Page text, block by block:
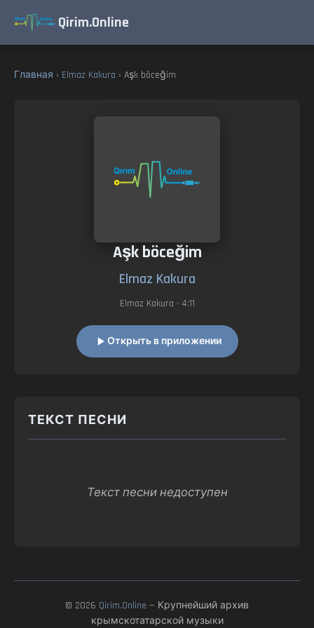
Qirim.Online
Главная › Elmaz Kakura › Aşk böceğim
Aşk böceğim
Elmaz Kakura
Elmaz Kakura • 4:11
Открыть в приложении
ТЕКСТ ПЕСНИ
Текст песни недоступен
© 2026 Qirim.Online — Крупнейший архив
крымскотатарской музыки